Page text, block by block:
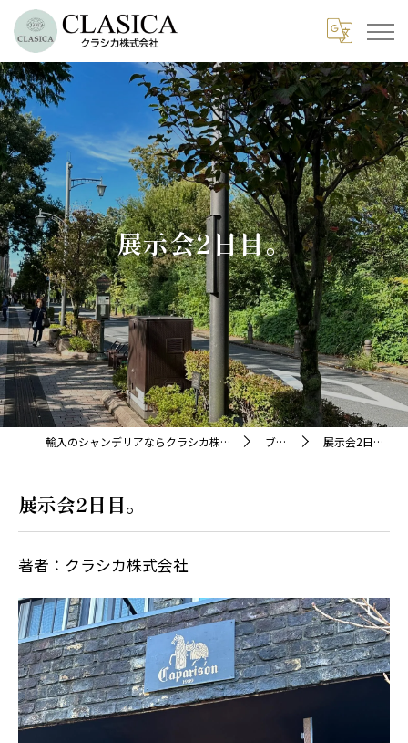
展示会2日目。
輸入のシャンデリアならクラシカ株式会社 ブログ 展示会2日目。
展示会2日目。
著者：クラシカ株式会社